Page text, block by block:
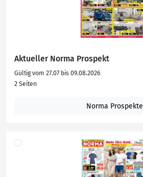
Aktueller Norma Prospekt
Gültig vom 27.07 bis 09.08.2026
2 Seiten
Norma Prospekte